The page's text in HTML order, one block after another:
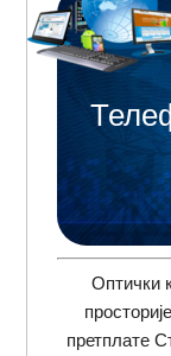
Оптички
претплате